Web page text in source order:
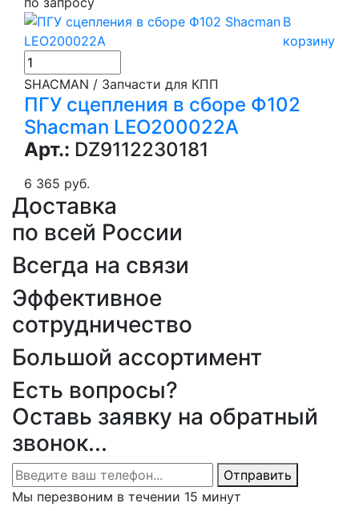
В
корзину
SHACMAN / Запчасти для КПП
ПГУ сцепления в сборе Ф102
Shacman LEO200022A
Арт.: DZ9112230181
6 365 руб.
Доставка
по всей России
Всегда на связи
Эффективное
сотрудничество
Большой ассортимент
Есть вопросы?
Оставь заявку на обратный
звонок...
Отправить
Мы перезвоним в течении 15 минут